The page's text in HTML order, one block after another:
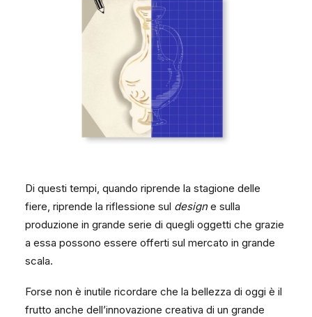
Di questi tempi, quando riprende la stagione delle
fiere, riprende la riflessione sul designe sulla
produzione in grande serie di quegli oggetti che grazie
a essa possono essere offerti sul mercato in grande
scala.
Forse non è inutile ricordare che la bellezza di oggi è il
frutto anche dell’innovazione creativa di un grande